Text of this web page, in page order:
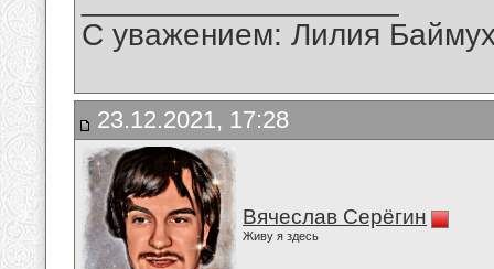
С уважением: Лилия
23.12.2021, 17:28
Вячеслав Серёгин
Живу я здесь